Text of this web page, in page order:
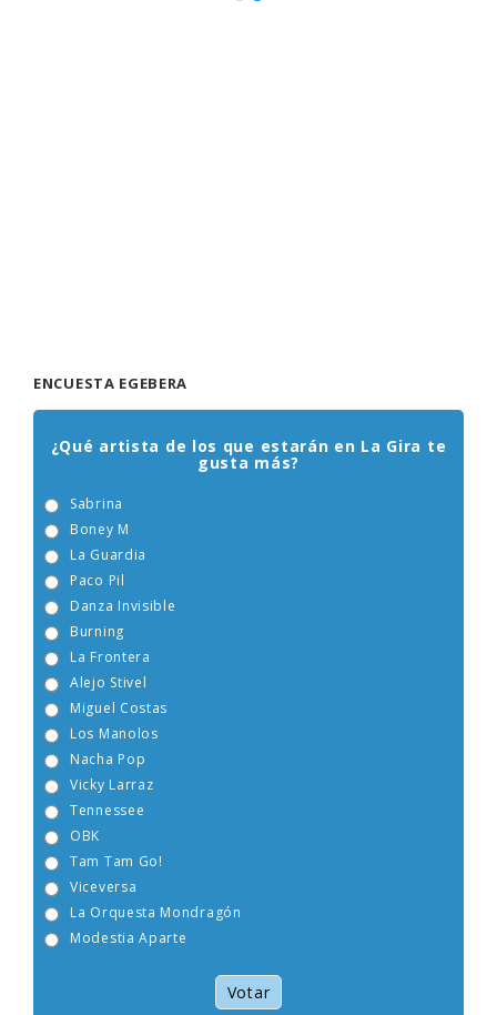
ENCUESTA EGEBERA
¿Qué artista de los que estarán en La Gira te
gusta más?
Sabrina
Boney M
La Guardia
Paco Pil
Danza Invisible
Burning
La Frontera
Alejo Stivel
Miguel Costas
Los Manolos
Nacha Pop
Vicky Larraz
Tennessee
OBK
Tam Tam Go!
Viceversa
La Orquesta Mondragón
Modestia Aparte
Votar